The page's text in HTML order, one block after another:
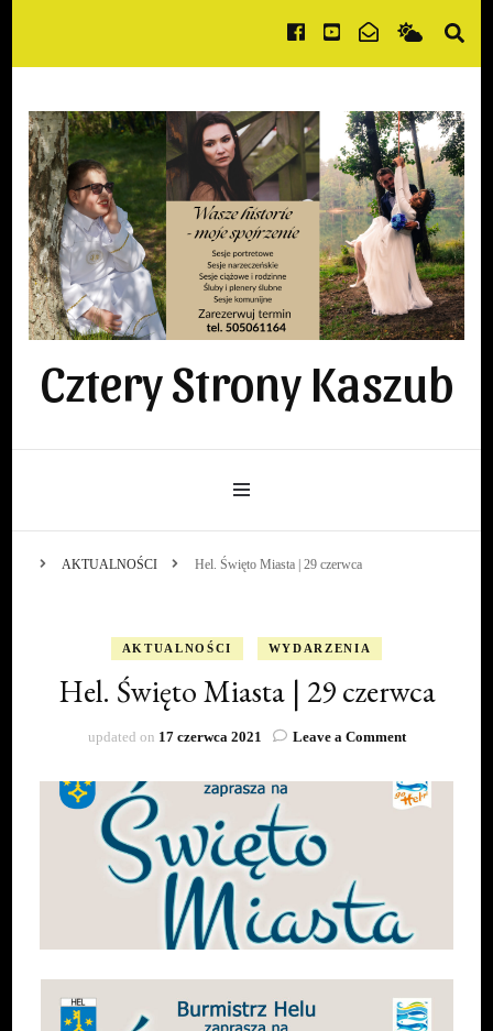
Cztery Strony Kaszub
AKTUALNOŚCI Hel. Święto Miasta | 29 czerwca
AKTUALNOŚCI WYDARZENIA
Hel. Święto Miasta | 29 czerwca
updated on 17 czerwca 2021 Leave a Commenton
Święto
Miasta